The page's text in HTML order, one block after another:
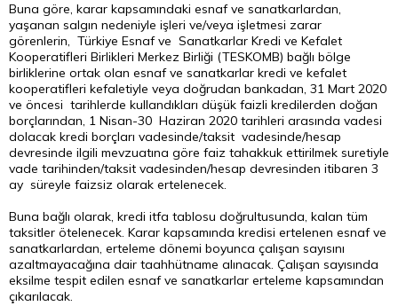
Buna göre, karar kapsamındaki esnaf ve sanatkarlardan,
yaşanan salgın nedeniyle işleri ve/veya işletmesi zarar
görenlerin, Türkiye Esnaf ve Sanatkarlar Kredi ve Kefalet
Kooperatifleri Birlikleri Merkez Birliği (TESKOMB) bağlı bölge
birliklerine ortak olan esnaf ve sanatkarlar kredi ve kefalet
kooperatifleri kefaletiyle veya doğrudan bankadan, 31 Mart 2020
ve öncesi tarihlerde kullandıkları düşük faizli kredilerden doğan
borçlarından, 1 Nisan-30 Haziran 2020 tarihleri arasında vadesi
dolacak kredi borçları vadesinde/taksit vadesinde/hesap
devresinde ilgili mevzuatına göre faiz tahakkuk ettirilmek suretiyle
vade tarihinden/taksit vadesinden/hesap devresinden itibaren 3
ay süreyle faizsiz olarak ertelenecek.
Buna bağlı olarak, kredi itfa tablosu doğrultusunda, kalan tüm
taksitler ötelenecek. Karar kapsamında kredisi ertelenen esnaf ve
sanatkarlardan, erteleme dönemi boyunca çalışan sayısını
azaltmayacağına dair taahhütname alınacak. Çalışan sayısında
eksilme tespit edilen esnaf ve sanatkarlar erteleme kapsamından
çıkarılacak.